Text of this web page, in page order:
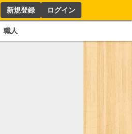
新規登録 ログイン
職人